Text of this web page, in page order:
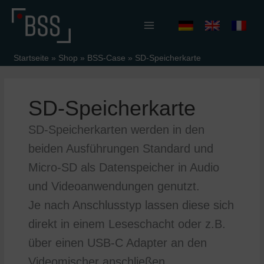
Inhalt
springen
Startseite » Shop » BSS-Case » SD-Speicherkarte
SD-Speicherkarte
SD-Speicherkarten werden in den
beiden Ausführungen Standard und
Micro-SD als Datenspeicher in Audio
und Videoanwendungen genutzt.
Je nach Anschlusstyp lassen diese sich
direkt in einem Leseschacht oder z.B.
über einen USB-C Adapter an den